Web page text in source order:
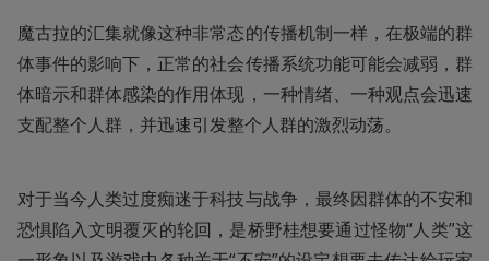
魔古拉的汇集就像这种非常态的传播机制一样，在极端的群
体事件的影响下，正常的社会传播系统功能可能会减弱，群
体暗示和群体感染的作用体现，一种情绪、一种观点会迅速
支配整个人群，并迅速引发整个人群的激烈动荡。
对于当今人类过度痴迷于科技与战争，最终因群体的不安和
恐惧陷入文明覆灭的轮回，是桥野桂想要通过怪物“人类”这